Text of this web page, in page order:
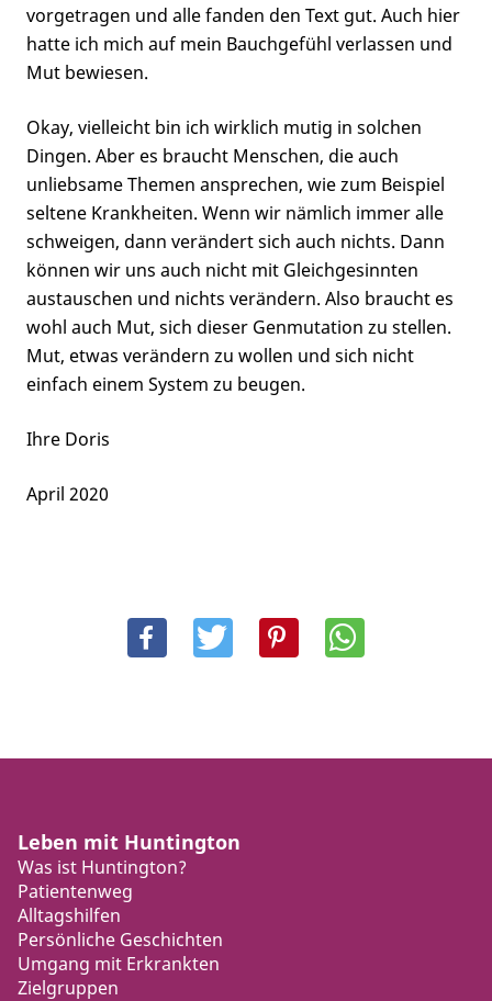
vorgetragen und alle fanden den Text gut. Auch hier
hatte ich mich auf mein Bauchgefühl verlassen und
Mut bewiesen.
Okay, vielleicht bin ich wirklich mutig in solchen
Dingen. Aber es braucht Menschen, die auch
unliebsame Themen ansprechen, wie zum Beispiel
seltene Krankheiten. Wenn wir nämlich immer alle
schweigen, dann verändert sich auch nichts. Dann
können wir uns auch nicht mit Gleichgesinnten
austauschen und nichts verändern. Also braucht es
wohl auch Mut, sich dieser Genmutation zu stellen.
Mut, etwas verändern zu wollen und sich nicht
einfach einem System zu beugen.
Ihre Doris
April 2020
Leben mit Huntington
Was ist Huntington?
Patientenweg
Alltagshilfen
Persönliche Geschichten
Umgang mit Erkrankten
Zielgruppen